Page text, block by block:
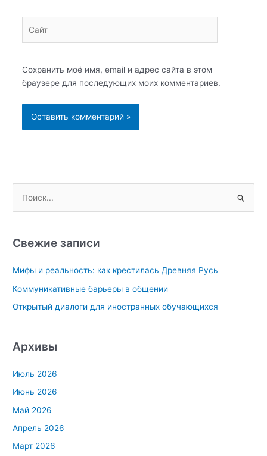
Сохранить моё имя, email и адрес сайта в этом
браузере для последующих моих комментариев.
с
:
Свежие записи
Мифы и реальность: как крестилась Древняя Русь
Коммуникативные барьеры в общении
Открытый диалоги для иностранных обучающихся
Архивы
Июль 2026
Июнь 2026
Май 2026
Апрель 2026
Март 2026